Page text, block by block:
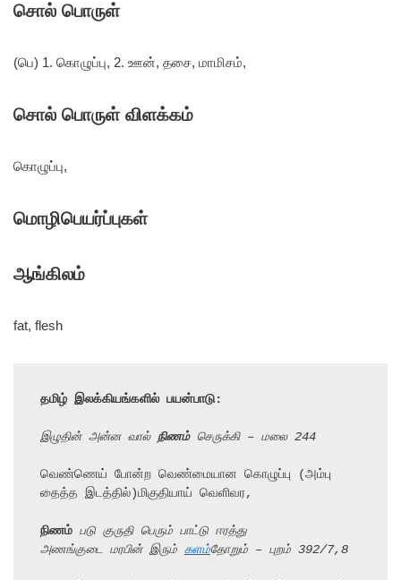
சொல் பொருள்
(பெ) 1. கொழுப்பு, 2. ஊன், தசை, மாமிசம்,
சொல் பொருள் விளக்கம்
கொழுப்பு,
மொழிபெயர்ப்புகள்
ஆங்கிலம்
fat, flesh
தமிழ் இலக்கியங்களில் பயன்பாடு:
இழுதின் அன்ன வால் நிணம் செருக்கி – மலை 244
வெண்ணெய் போன்ற வெண்மையான கொழுப்பு (அம்பு
தைத்த இடத்தில்)மிகுதியாய் வெளிவர,
நிணம் படு குருதி பெரும் பாட்டு ஈரத்து
அணங்குடை மரபின் இரும் களம்தோறும் – புறம் 392/7,8